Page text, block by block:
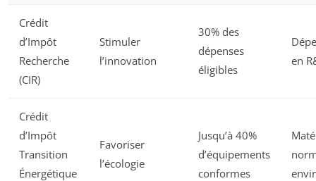
Crédit
d’Impôt
Recherche
(CIR)
Stimuler
l’innovation
30% des
dépenses
éligibles
en
Crédit
d’Impôt
Transition
Énergétique
Favoriser
l’écologie
Jusqu’à 40%
d’équipements
conformes